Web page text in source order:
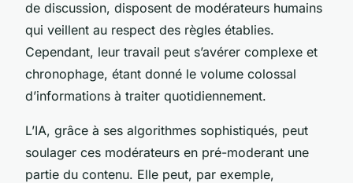
de discussion, disposent de modérateurs humains
qui veillent au respect des règles établies.
Cependant, leur travail peut s’avérer complexe et
chronophage, étant donné le volume colossal
d’informations à traiter quotidiennement.
L’IA, grâce à ses algorithmes sophistiqués, peut
soulager ces modérateurs en pré-moderant une
partie du contenu. Elle peut, par exemple,